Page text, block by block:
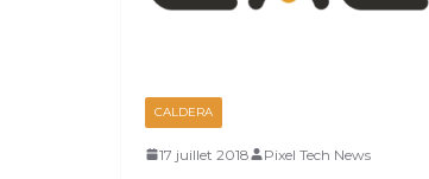
CALDERA
17 juillet 2018 Pixel Tech News